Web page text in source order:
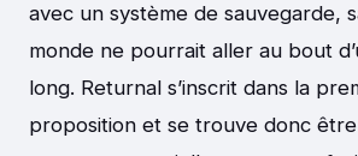
avec un système de sauvegarde,
monde ne pourrait aller au bout
long. Returnal s’inscrit dans la
proposition et se trouve donc